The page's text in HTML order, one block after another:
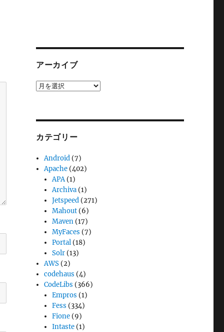
アーカイブ
ア
カテゴリー
Android (7)
Apache (402)
APA(1)
Archiva (1)
Jetspeed (271)
Mahout (6)
Maven (17)
MyFaces (7)
Portal (18)
Solr (13)
AWS (2)
codehaus (4)
CodeLibs (366)
Empros (1)
Fess (334)
Fione (9)
Intaste (1)